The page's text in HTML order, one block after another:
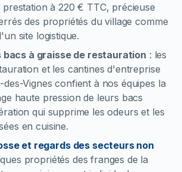
à 220 € TTC, précieuse
des propriétés du village comme
site logistique.
bacs à graisse de restauration : les
et les cantines d'entreprise
Vignes confient à nos équipes la
haute pression de leurs bacs
qui supprime les odeurs et les
en cuisine.
et regards des secteurs non
propriétés des franges de la